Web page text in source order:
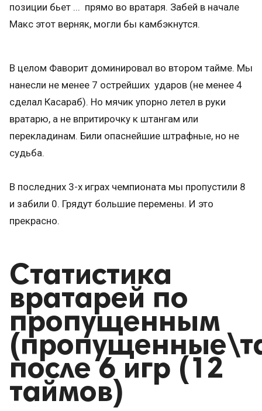
позиции бьет ... прямо во вратаря. Забей в начале
Макс этот верняк, могли бы камбэкнутся.
В целом Фаворит доминировал во втором тайме. Мы
нанесли не менее 7 острейших ударов (не менее 4
сделал Касараб). Но мячик упорно летел в руки
вратарю, а не впритирочку к штангам или
перекладинам. Били опаснейшие штрафные, но не
судьба.
В последних 3-х играх чемпионата мы пропустили 8
и забили 0. Грядут большие перемены. И это
прекрасно.
Статистика
вратарей по
пропущенным
после 6 игр (12
таймов)